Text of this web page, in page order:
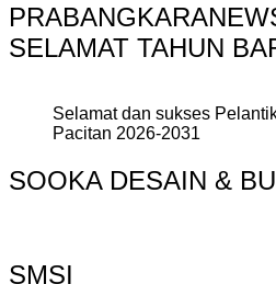
SELAMAT TAHUN
Selamat dan sukses
Pacitan 2026-2031
SOOKA DESAIN &
SMSI